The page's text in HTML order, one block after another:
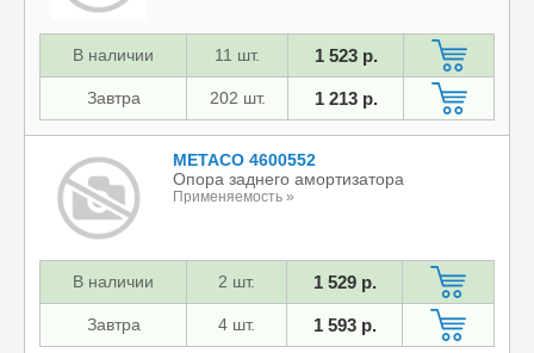
В наличии 11 шт. 1 523 р.
Завтра 202 шт. 1 213 р.
METACO 4600552
Опора заднего амортизатора
Применяемость »
В наличии 2 шт. 1 529 р.
Завтра 4 шт. 1 593 р.